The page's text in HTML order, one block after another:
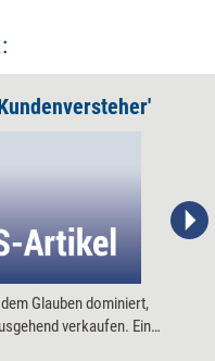
Glauben dominiert,
verkaufen. Ein